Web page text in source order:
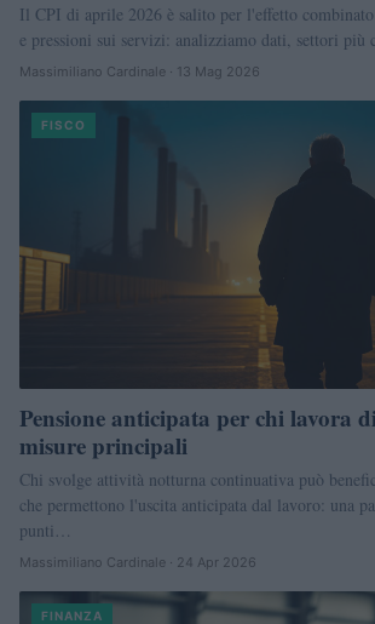
Il CPI di aprile 2026 è salito per l'effetto
e pressioni sui servizi: analizziamo dati, settori
Massimiliano Cardinale · 13 Mag 2026
FISCO
Pensione anticipata per chi lavora
misure principali
Chi svolge attività notturna continuativa può
che permettono l'uscita anticipata dal lavoro: una
punti…
Massimiliano Cardinale · 24 Apr 2026
FINANZA